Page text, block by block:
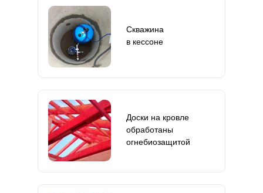
Доски на кровле
обработаны
огнебиозащитой
Скважина
в кессоне